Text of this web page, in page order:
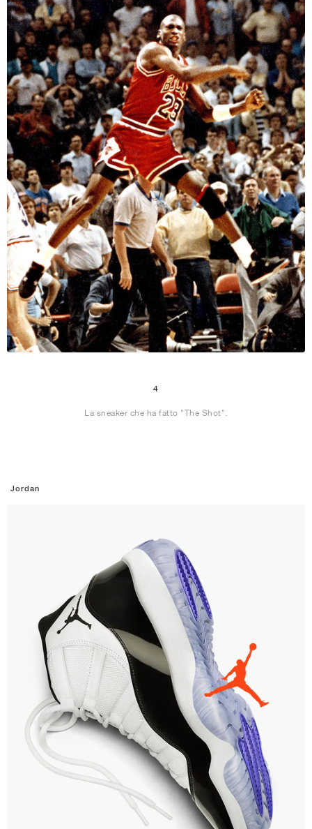
4
La sneaker che ha fatto "The Shot".
Jordan